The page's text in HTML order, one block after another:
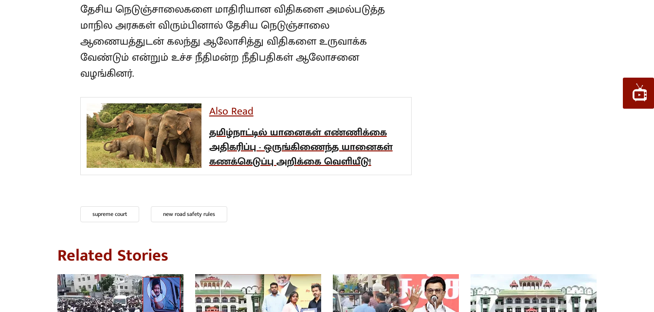
தேசிய நெடுஞ்சாலைகளை மாதிரியான விதிகளை அமல்படுத்த
மாநில அரசுகள் விரும்பினால் தேசிய நெடுஞ்சாலை
ஆணையத்துடன் கலந்து ஆலோசித்து விதிகளை உருவாக்க
வேண்டும் என்றும் உச்ச நீதிமன்ற நீதிபதிகள் ஆலோசனை
வழங்கினர்.
Also Read
தமிழ்நாட்டில் யானைகள் எண்ணிக்கை
அதிகரிப்பு - ஒருங்கிணைந்த யானைகள்
கணக்கெடுப்பு அறிக்கை வெளியீடு!
supreme court new road safety rules
Related Stories